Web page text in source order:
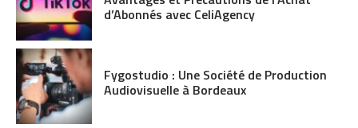
d’Abonnés avec CeliAgency
Fygostudio : Une Société de Production
Audiovisuelle à Bordeaux